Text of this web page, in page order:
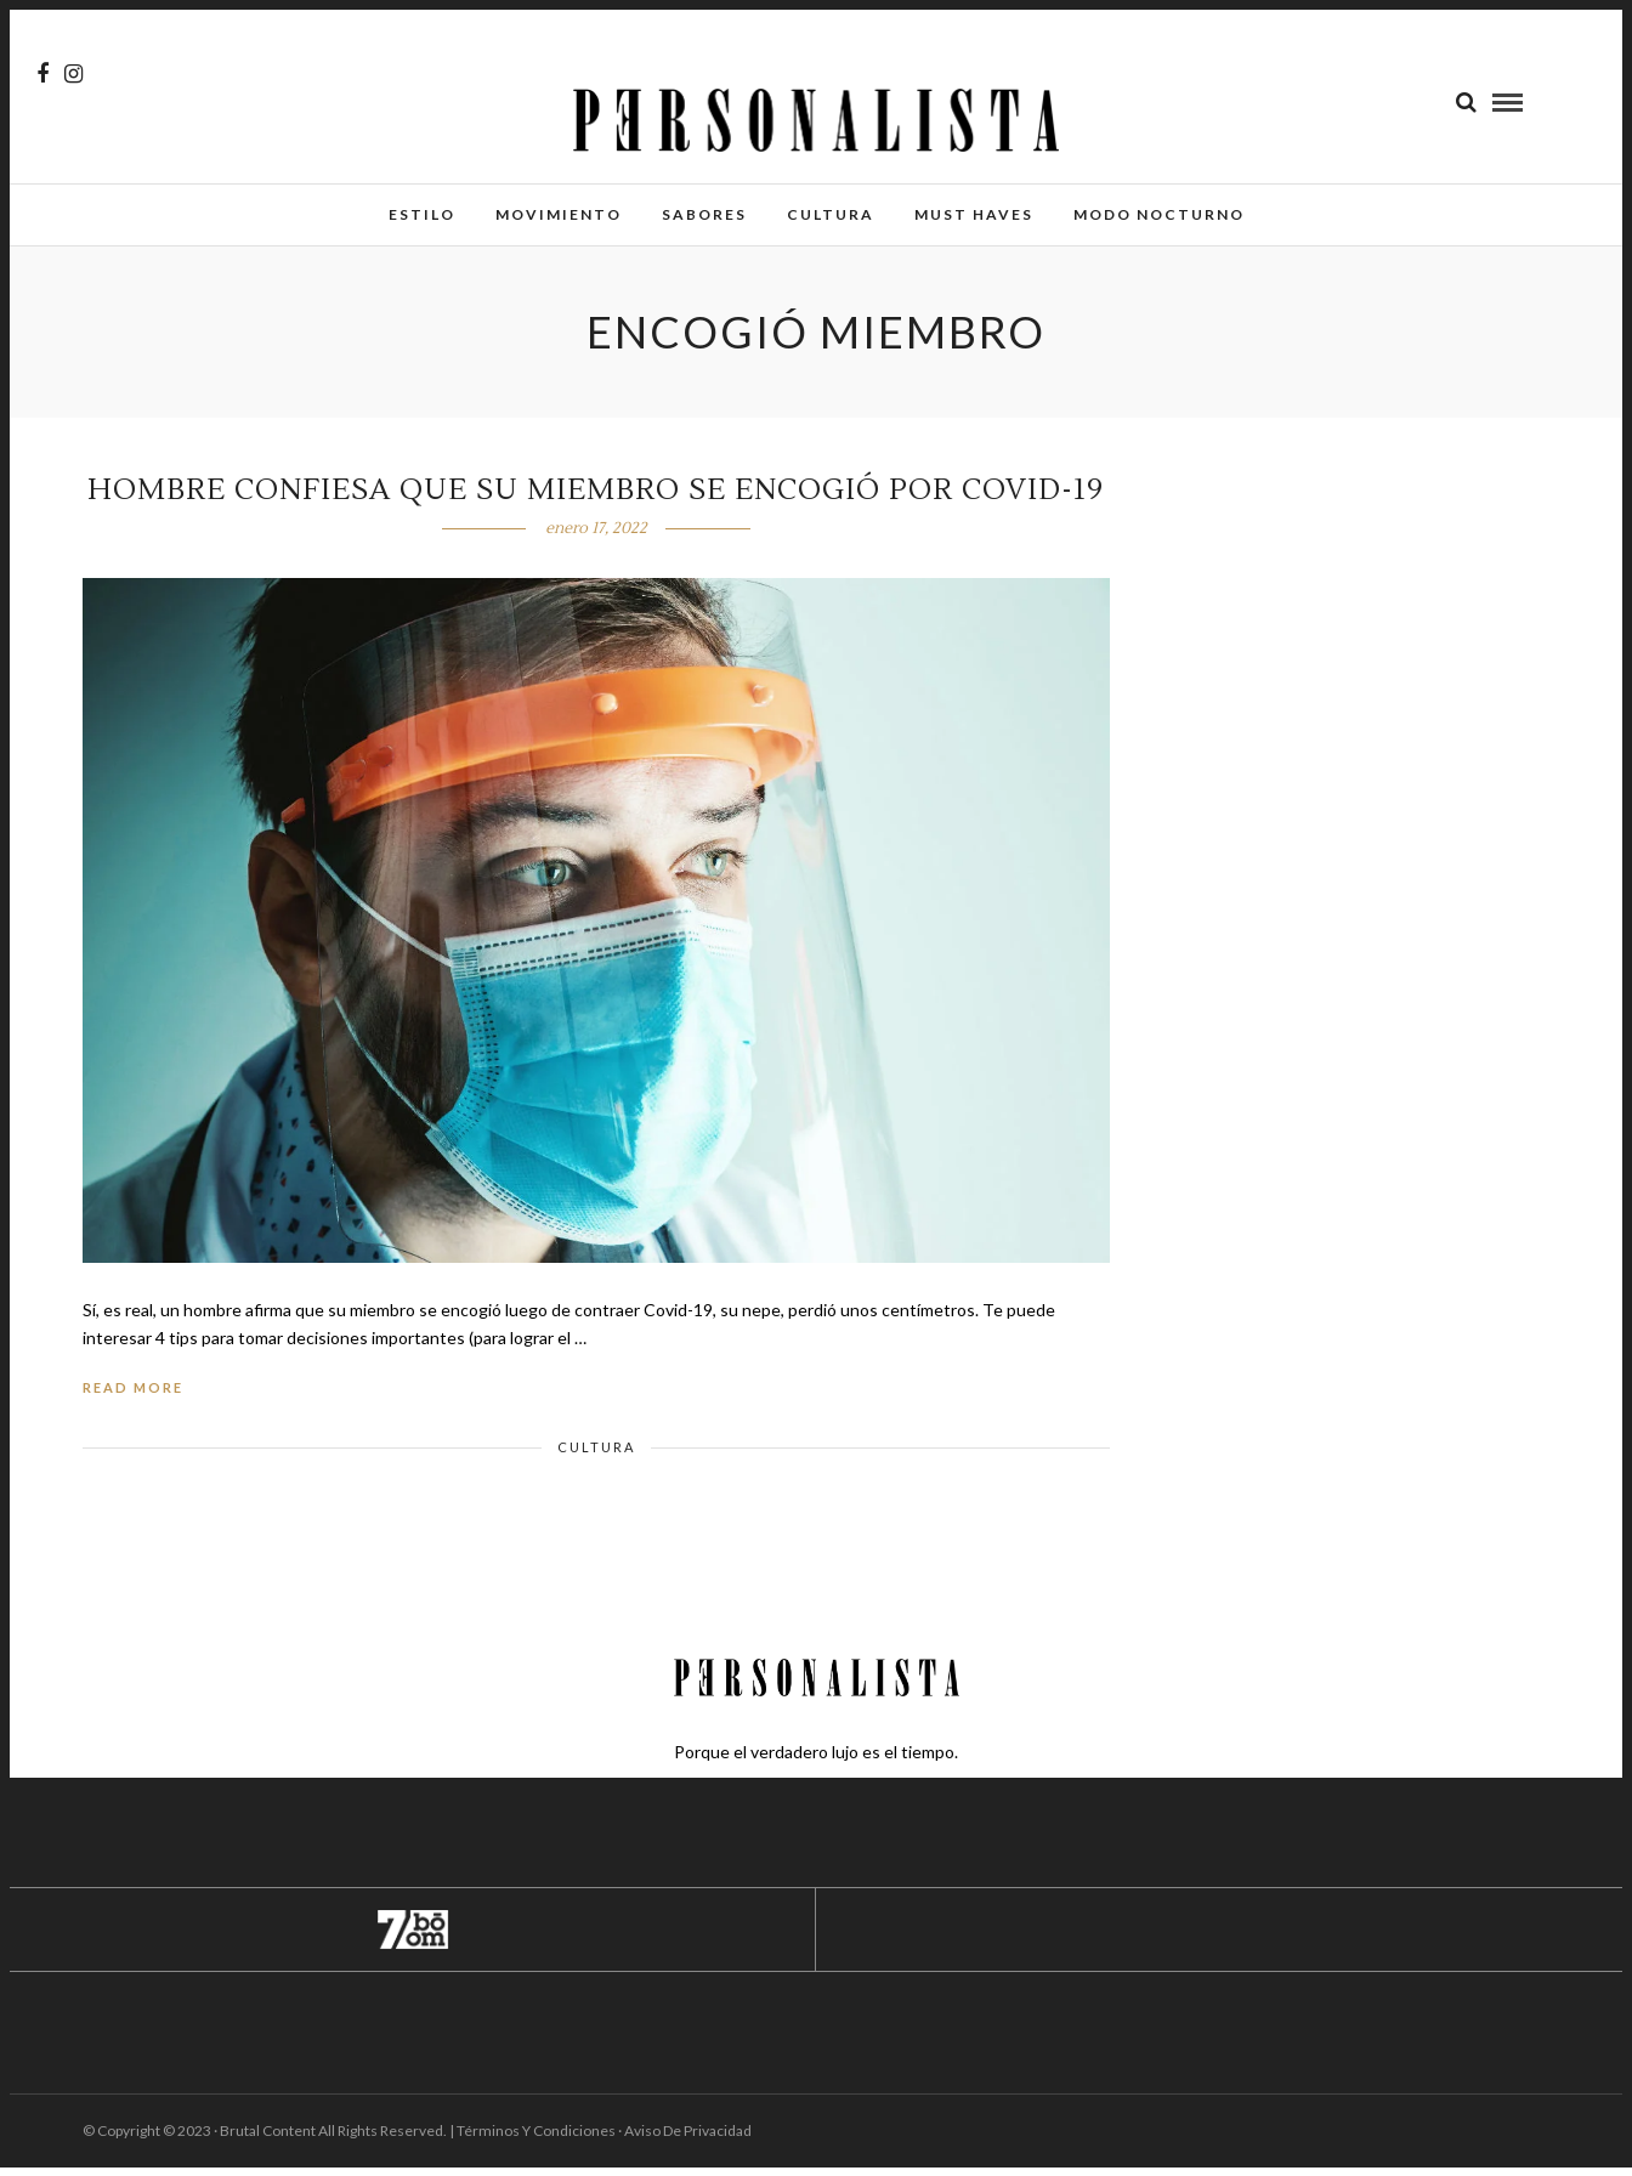
ESTILO MOVIMIENTO SABORES CULTURA MUST HAVES MODO NOCTURNO
ENCOGIÓ MIEMBRO
HOMBRE CONFIESA QUE SU MIEMBRO SE ENCOGIÓ POR COVID-19
enero 17, 2022
Sí, es real, un hombre afirma que su miembro se encogió luego de contraer Covid-19, su nepe, perdió unos centímetros. Te puede
interesar 4 tips para tomar decisiones importantes (para lograr el …
READ MORE
CULTURA
Porque el verdadero lujo es el tiempo.
© Copyright © 2023 · Brutal Content All Rights Reserved. | Términos Y Condiciones · Aviso De Privacidad